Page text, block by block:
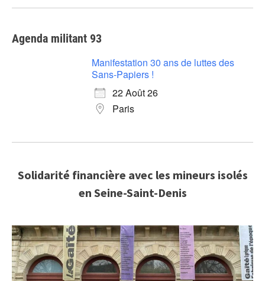
Agenda militant 93
Manifestation 30 ans de luttes des
Sans-Papiers !
22 Août 26
Paris
Solidarité financière avec les mineurs isolés
en Seine-Saint-Denis